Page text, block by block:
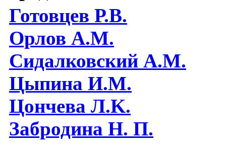
Готовцев Р.В.
Орлов А.М.
Сидалковский А.М.
Цыпина И.М.
Цончева Л.K.
Забродина Н. П.